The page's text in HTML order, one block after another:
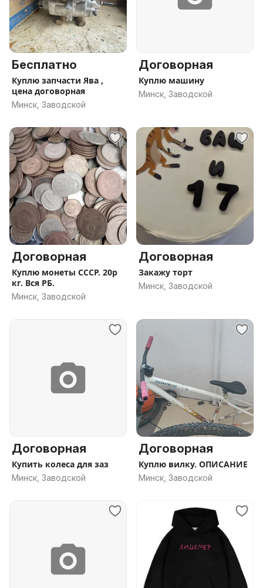
Бесплатно
Куплю запчасти Ява ,
цена договорная
Минск, Заводской
Договорная
Куплю машину
Минск, Заводской
Договорная
Куплю монеты СССР. 20р
кг. Вся РБ.
Минск, Заводской
Договорная
Закажу торт
Минск, Заводской
Договорная
Купить колеса для заз
Минск, Заводской
Договорная
Куплю вилку. ОПИСАНИЕ
Минск, Заводской